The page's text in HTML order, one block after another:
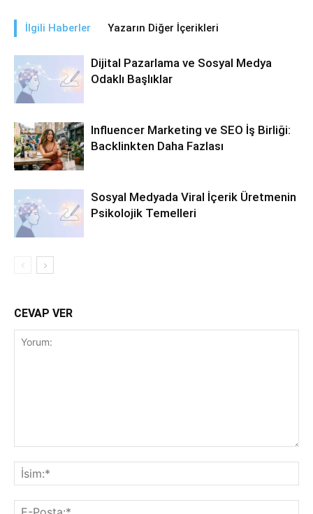
İlgili Haberler Yazarın Diğer İçerikleri
Dijital Pazarlama ve Sosyal Medya
Odaklı Başlıklar
Influencer Marketing ve SEO İş Birliği:
Backlinkten Daha Fazlası
Sosyal Medyada Viral İçerik Üretmenin
Psikolojik Temelleri
CEVAP VER